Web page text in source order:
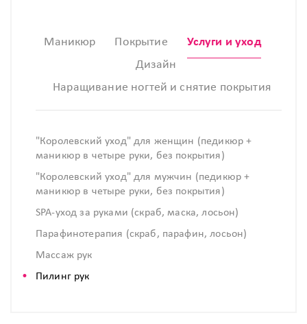
Маникюр Покрытие
Услуги и уход
Дизайн
Наращивание ногтей и снятие покрытия
"Королевский уход" для женщин (педикюр +
маникюр в четыре руки, без покрытия)
"Королевский уход" для мужчин (педикюр +
маникюр в четыре руки, без покрытия)
SPA-уход за руками (скраб, маска, лосьон)
Парафинотерапия (скраб, парафин, лосьон)
Массаж рук
Пилинг рук